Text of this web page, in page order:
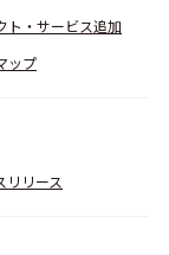
ト・サービス追加
ップ
リリース